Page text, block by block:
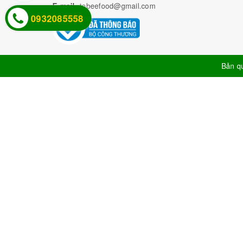
E-mail: tobeefood@gmail.com
Bản
0932085558